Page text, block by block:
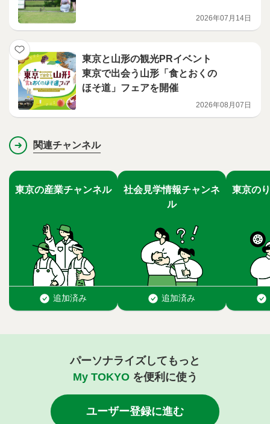
2026年07月14日
東京と山形の観光PRイベント
東京で出会う山形「食とおくの
ほそ道」フェアを開催
2026年08月07日
関連チャンネル
パーソナライズしてもっと
My TOKYOを便利に使う
ユーザー登録に進む